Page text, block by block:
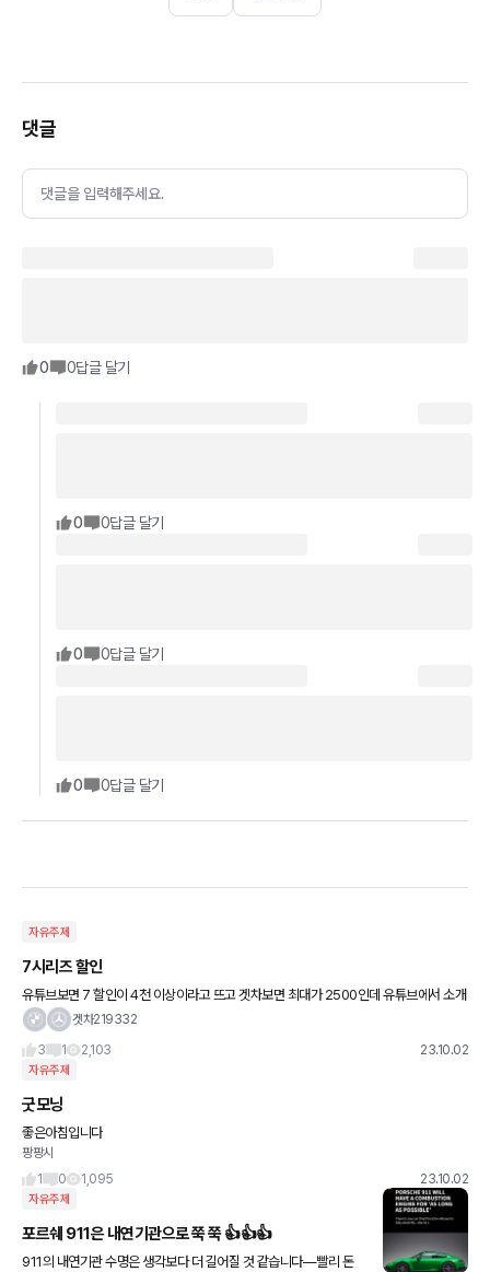
댓글
댓글을 입력해주세요.
0 0답글 달기
0 0답글 달기
0 0답글 달기
0 0답글 달기
자유주제
7시리즈 할인
유튜브보면 7 할인이 4천 이상이라고 뜨고 겟차보면 최대가 2500인데 유튜브에서 소개
해주는 딜러분들 괜찮나요?
겟차219332
3
1 2,103 23.10.02
자유주제
굿모닝
좋은아침입니다
팡팡시
1
0 1,095 23.10.02
자유주제
포르쉐 911은 내연기관으로 쭉 쭉 👍👍👍
911의 내연기관 수명은 생각보다 더 길어질 것 같습니다—빨리 돈